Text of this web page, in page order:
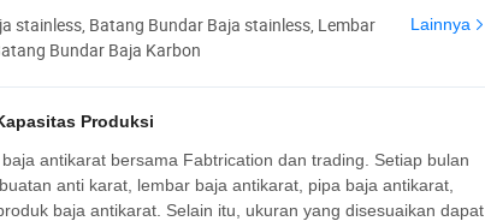
stainless, Batang Bundar Baja stainless, Lembar
Bundar Baja Karbon
Lainnya
Produksi
antikarat bersama Fabtrication dan trading. Setiap bulan
anti karat, lembar baja antikarat, pipa baja antikarat,
baja antikarat. Selain itu, ukuran yang disesuaikan dapat